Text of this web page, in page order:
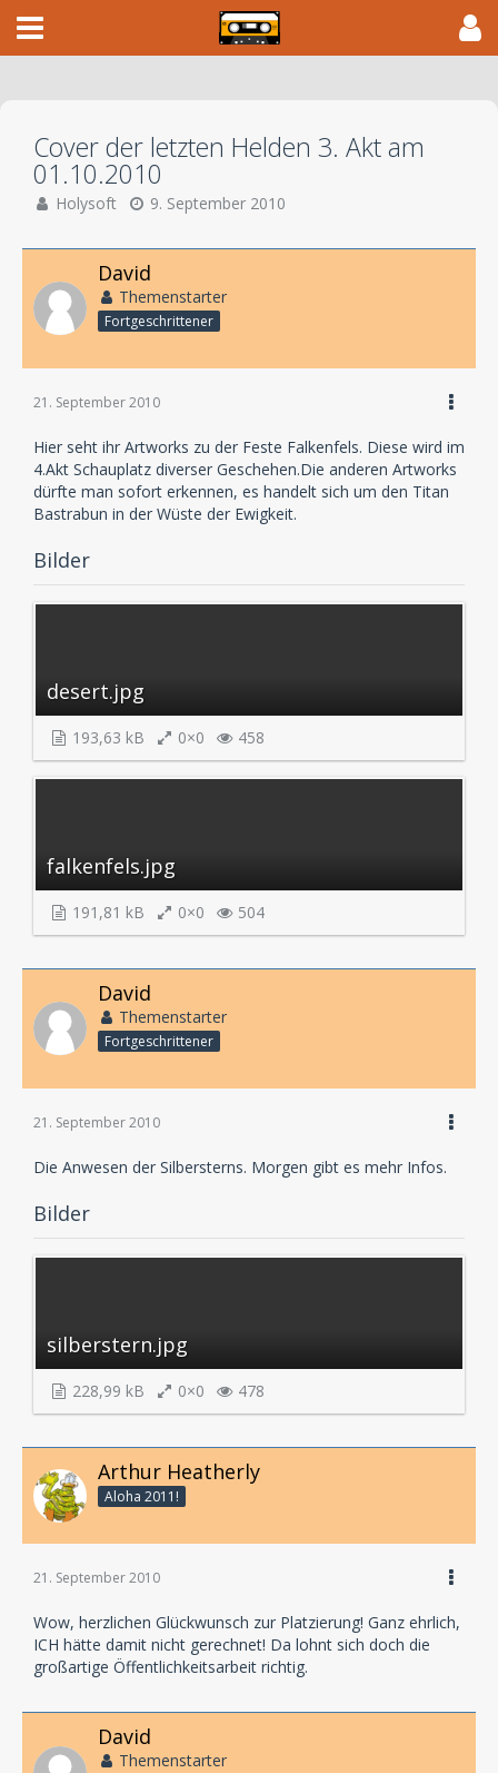
Cover der letzten Helden 3. Akt am
01.10.2010
Holysoft 9. September 2010
David
Themenstarter
Fortgeschrittener
21. September 2010
Hier seht ihr Artworks zu der Feste Falkenfels. Diese wird im
4.Akt Schauplatz diverser Geschehen.Die anderen Artworks
dürfte man sofort erkennen, es handelt sich um den Titan
Bastrabun in der Wüste der Ewigkeit.
Bilder
desert.jpg
193,63 kB 0×0 458
falkenfels.jpg
191,81 kB 0×0 504
David
Themenstarter
Fortgeschrittener
21. September 2010
Die Anwesen der Silbersterns. Morgen gibt es mehr Infos.
Bilder
silberstern.jpg
228,99 kB 0×0 478
Arthur Heatherly
Aloha 2011!
21. September 2010
Wow, herzlichen Glückwunsch zur Platzierung! Ganz ehrlich,
ICH hätte damit nicht gerechnet! Da lohnt sich doch die
großartige Öffentlichkeitsarbeit richtig.
David
Themenstarter